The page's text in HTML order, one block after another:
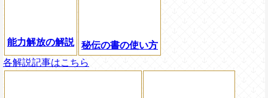
能力解放の解説
秘伝の書の使い方
各解説記事はこちら